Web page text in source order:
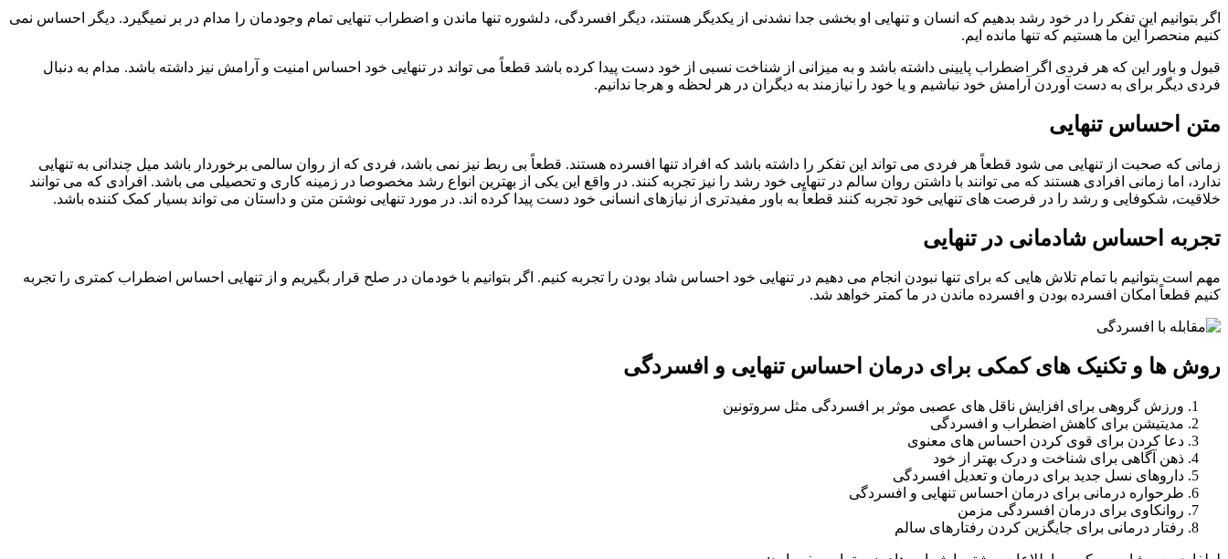
اگر بتوانیم این تفکر را در خود رشد بدهیم که انسان و تنهایی او بخشی جدا نشدنی از یکدیگر هستند، دیگر افسردگی، دلشوره تنها ماندن و اضطراب تنهایی تمام وجودمان را مدام در بر نمیگیرد. دیگر احساس نمی
کنیم منحصراً این ما هستیم که تنها مانده ایم.
قبول و باور این که هر فردی اگر اضطراب پایینی داشته باشد و به میزانی از شناخت نسبی از خود دست پیدا کرده باشد قطعاً می تواند در تنهایی خود احساس امنیت و آرامش نیز داشته باشد. مدام به دنبال
فردی دیگر برای به دست آوردن آرامش خود نباشیم و یا خود را نیازمند به دیگران در هر لحظه و هرجا ندانیم.
متن احساس تنهایی
زمانی که صحبت از تنهایی می شود قطعاً هر فردی می تواند این تفکر را داشته باشد که افراد تنها افسرده هستند. قطعاً بی ربط نیز نمی باشد، فردی که از روان سالمی برخوردار باشد میل چندانی به تنهایی
ندارد، اما زمانی افرادی هستند که می توانند با داشتن روان سالم در تنهایی خود رشد را نیز تجربه کنند. در واقع این یکی از بهترین انواع رشد مخصوصا در زمینه کاری و تحصیلی می باشد. افرادی که می توانند
خلاقیت، شکوفایی و رشد را در فرصت های تنهایی خود تجربه کنند قطعاً به باور مفیدتری از نیازهای انسانی خود دست پیدا کرده اند. در مورد تنهایی نوشتن متن و داستان می تواند بسیار کمک کننده باشد.
تجربه احساس شادمانی در تنهایی
مهم است بتوانیم با تمام تلاش هایی که برای تنها نبودن انجام می دهیم در تنهایی خود احساس شاد بودن را تجربه کنیم. اگر بتوانیم با خودمان در صلح قرار بگیریم و از تنهایی احساس اضطراب کمتری را تجربه
کنیم قطعاً امکان افسرده بودن و افسرده ماندن در ما کمتر خواهد شد.
روش ها و تکنیک های کمکی برای درمان احساس تنهایی و افسردگی
ورزش گروهی برای افزایش ناقل های عصبی موثر بر افسردگی مثل سروتونین
مدیتیشن برای کاهش اضطراب و افسردگی
دعا کردن برای قوی کردن احساس های معنوی
ذهن آگاهی برای شناخت و درک بهتر از خود
داروهای نسل جدید برای درمان و تعدیل افسردگی
طرحواره درمانی برای درمان احساس تنهایی و افسردگی
روانکاوی برای درمان افسردگی مزمن
رفتار درمانی برای جایگزین کردن رفتارهای سالم